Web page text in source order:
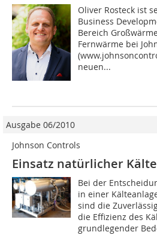
Oliver Rosteck ist
Business
Bereich
Fernwärme bei
neuen...
Ausgabe 06/2010
Johnson Controls
Einsatz natürlicher
Bei der
in einer
sind die
die Effizienz des
grundlegender